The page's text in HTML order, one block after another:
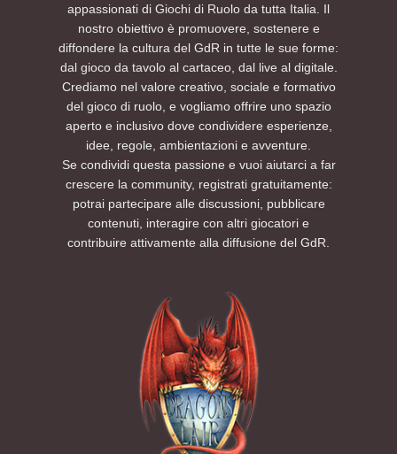
appassionati di Giochi di Ruolo da tutta Italia. Il
nostro obiettivo è promuovere, sostenere e
diffondere la cultura del GdR in tutte le sue forme:
dal gioco da tavolo al cartaceo, dal live al digitale.
Crediamo nel valore creativo, sociale e formativo
del gioco di ruolo, e vogliamo offrire uno spazio
aperto e inclusivo dove condividere esperienze,
idee, regole, ambientazioni e avventure.
Se condividi questa passione e vuoi aiutarci a far
crescere la community, registrati gratuitamente:
potrai partecipare alle discussioni, pubblicare
contenuti, interagire con altri giocatori e
contribuire attivamente alla diffusione del GdR.